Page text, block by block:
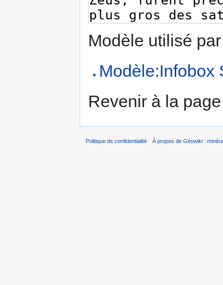
Modèle utilisé
Modèle:Infobox
Revenir à la
Politique de confidentialité À propos de Géowiki :